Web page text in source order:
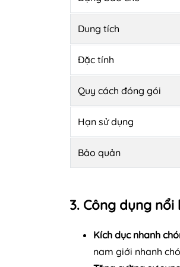
Dung tích
Đặc tính
Quy cách đóng gói
Hạn sử dụng
Bảo quản
3. Công dụng
Kích dục nhanh
nam giới nhanh